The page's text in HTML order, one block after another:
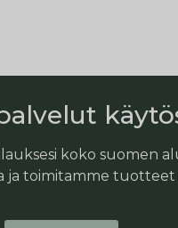
koko suomen
ja toimitamme